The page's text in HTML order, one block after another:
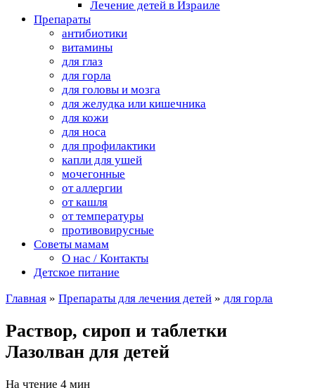
Лечение детей в Израиле
Препараты
антибиотики
витамины
для глаз
для горла
для головы и мозга
для желудка или кишечника
для кожи
для носа
для профилактики
капли для ушей
мочегонные
от аллергии
от кашля
от температуры
противовирусные
Советы мамам
О нас / Контакты
Детское питание
Главная » Препараты для лечения детей » для горла
Раствор, сироп и таблетки
Лазолван для детей
На чтение 4 мин